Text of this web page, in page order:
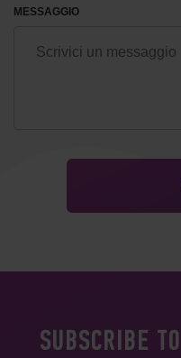
MESSAGGIO
SUBSCRIBE